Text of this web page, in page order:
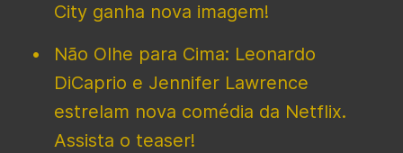
City ganha nova imagem!
Não Olhe para Cima: Leonardo
DiCaprio e Jennifer Lawrence
estrelam nova comédia da Netflix.
Assista o teaser!